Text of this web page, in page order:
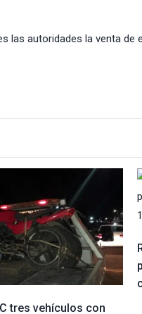
las autoridades la venta
tres vehículos con